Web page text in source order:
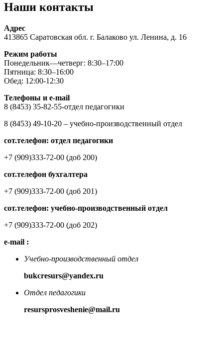
Наши контакты
Адрес
413865 Саратовская обл. г. Балаково ул. Ленина, д. 16
Режим работы
Понедельник—четверг: 8:30–17:00
Пятница: 8:30–16:00
Обед: 12:00-12:30
Телефоны и e-mail
8 (8453) 35-82-55-отдел педагогики
8 (8453) 49-10-20 – учебно-производственный отдел
сот.телефон: отдел педагогики
+7 (909)333-72-00 (доб 200)
сот.телефон бухгалтера
+7 (909)333-72-00 (доб 201)
сот.телефон: учебно-производственный отдел
+7 (909)333-72-00 (доб 202)
e-mail :
Учебно-производственный отдел
bukcresurs@yandex.ru
Отдел педагогики
resursprosveshenie@mail.ru